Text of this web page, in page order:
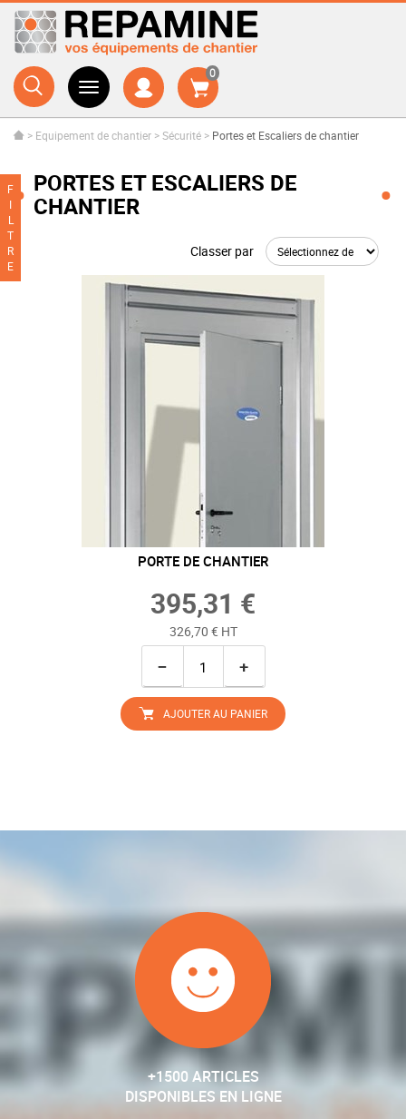
0
F
I
L
T
R
E
> Equipement de chantier >Sécurité > Portes et Escaliers de chantier
PORTES ET ESCALIERS DE
CHANTIER
Classer par
PORTE DE CHANTIER
395,31 €
326,70 € HT
− +
AJOUTER AU PANIER
+1500 ARTICLES
DISPONIBLES EN LIGNE